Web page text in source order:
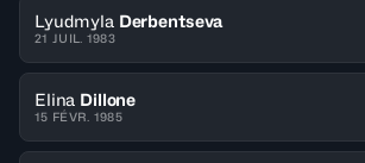
Lyudmyla Derbentseva
21 JUIL. 1983
Elina Dillone
15 FÉVR. 1985